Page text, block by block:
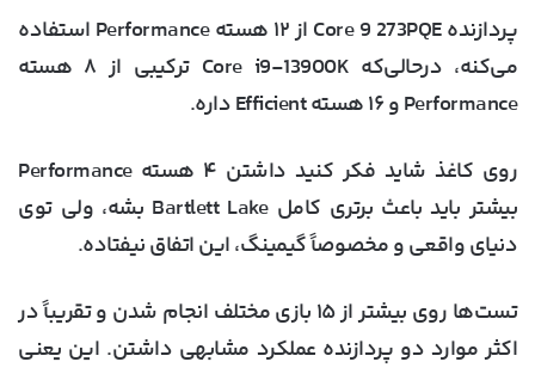
پردازنده Core 9 273PQE از ۱۲ هسته Performance استفاده
می‌کنه، درحالی‌که Core i9-13900K ترکیبی از ۸ هسته
Performance و ۱۶ هسته Efficient داره.
روی کاغذ شاید فکر کنید داشتن ۴ هسته Performance
بیشتر باید باعث برتری کامل Bartlett Lake بشه، ولی توی
دنیای واقعی و مخصوصاً گیمینگ، این اتفاق نیفتاده.
تست‌ها روی بیشتر از ۱۵ بازی مختلف انجام شدن و تقریباً در
اکثر موارد دو پردازنده عملکرد مشابهی داشتن. این یعنی